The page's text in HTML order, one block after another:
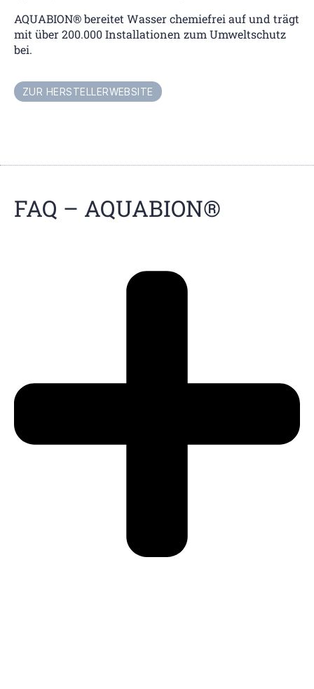
AQUABION® bereitet Wasser chemiefrei auf und trägt
mit über 200.000 Installationen zum Umweltschutz
bei.
ZUR HERSTELLERWEBSITE
FAQ – AQUABION®